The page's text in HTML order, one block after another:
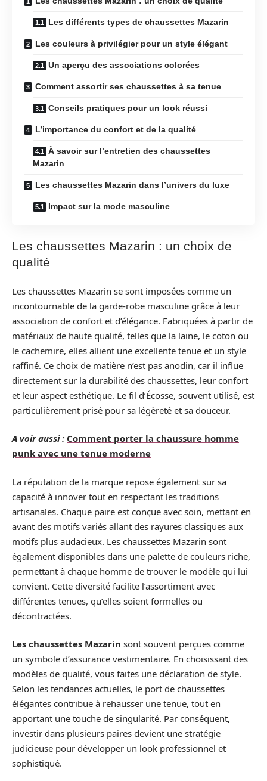
Les différents types de chaussettes Mazarin
Les couleurs à privilégier pour un style élégant
Un aperçu des associations colorées
Comment assortir ses chaussettes à sa tenue
Conseils pratiques pour un look réussi
L’importance du confort et de la qualité
À savoir sur l’entretien des chaussettes
Mazarin
Les chaussettes Mazarin dans l’univers du luxe
Impact sur la mode masculine
Les chaussettes Mazarin : un choix de
qualité
Les chaussettes Mazarin se sont imposées comme un
incontournable de la garde-robe masculine grâce à leur
association de confort et d’élégance. Fabriquées à partir de
matériaux de haute qualité, telles que la laine, le coton ou
le cachemire, elles allient une excellente tenue et un style
raffiné. Ce choix de matière n’est pas anodin, car il influe
directement sur la durabilité des chaussettes, leur confort
et leur aspect esthétique. Le fil d’Écosse, souvent utilisé, est
particulièrement prisé pour sa légèreté et sa douceur.
A voir aussi : Comment porter la chaussure homme
punk avec une tenue moderne
La réputation de la marque repose également sur sa
capacité à innover tout en respectant les traditions
artisanales. Chaque paire est conçue avec soin, mettant en
avant des motifs variés allant des rayures classiques aux
motifs plus audacieux. Les chaussettes Mazarin sont
également disponibles dans une palette de couleurs riche,
permettant à chaque homme de trouver le modèle qui lui
convient. Cette diversité facilite l’assortiment avec
différentes tenues, qu’elles soient formelles ou
décontractées.
Les chaussettes Mazarin sont souvent perçues comme
un symbole d’assurance vestimentaire. En choisissant des
modèles de qualité, vous faites une déclaration de style.
Selon les tendances actuelles, le port de chaussettes
élégantes contribue à rehausser une tenue, tout en
apportant une touche de singularité. Par conséquent,
investir dans plusieurs paires devient une stratégie
judicieuse pour développer un look professionnel et
sophistiqué.